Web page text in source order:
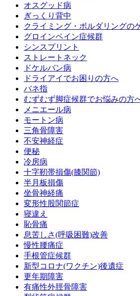
オスグッド病
ぎっくり背中
クライミング・ボルダリングの
グロインペイン症候群
シンスプリント
ストレートネック
ドケルバン病
ドライアイでお困りの方へ
バネ指
むずむず脚症候群でお悩みの方
メニエール病
モートン病
三角骨障害
不安神経症
便秘
冷房病
十字靭帯損傷(膝関節)
半月板損傷
坐骨神経痛
変形性股関節症
寝違え
恥骨痛
息苦しさ(呼吸困難)改善
慢性腰痛症
手根管症候群
新型コロナ(ワクチン)後遺症
更年期障害
有痛性外脛骨障害